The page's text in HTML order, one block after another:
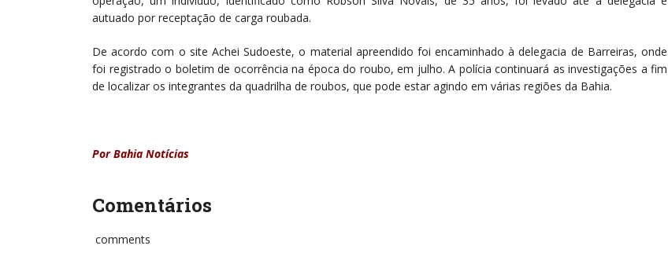
autuado por receptação de carga roubada.
De acordo com o site Achei Sudoeste, o material apreendido foi encaminhado à delegacia de Barreiras, onde
foi registrado o boletim de ocorrência na época do roubo, em julho. A polícia continuará as investigações a fim
de localizar os integrantes da quadrilha de roubos, que pode estar agindo em várias regiões da Bahia.
Por Bahia Notícias
Comentários
comments